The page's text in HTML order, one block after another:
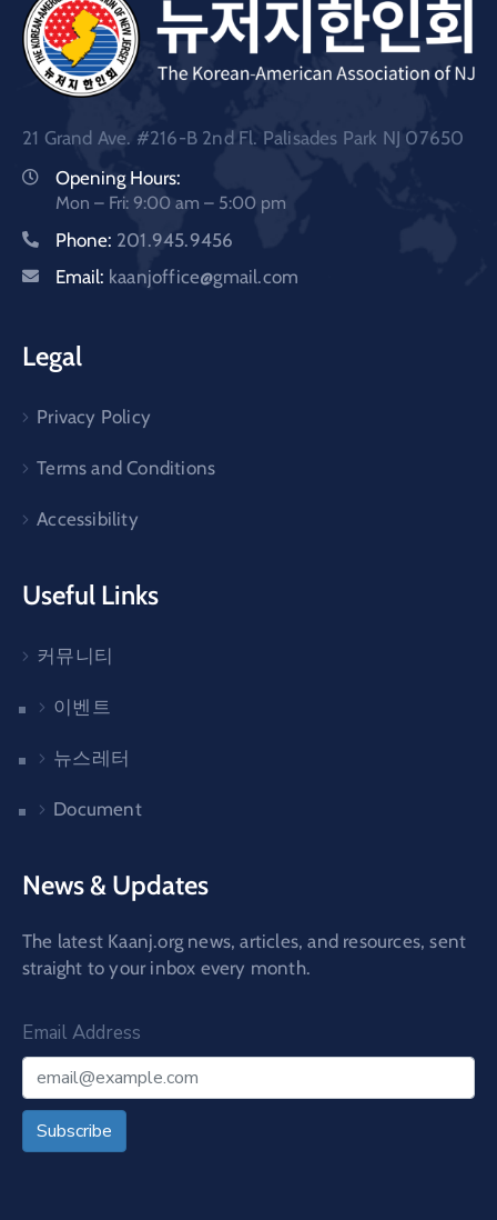
21 Grand Ave. #216-B 2nd Fl. Palisades Park NJ 07650
Opening Hours:
Mon – Fri: 9:00 am – 5:00 pm
Phone: 201.945.9456
Email: kaanjoffice@gmail.com
Legal
Privacy Policy
Terms and Conditions
Accessibility
Useful Links
커뮤니티
이벤트
뉴스레터
Document
News & Updates
The latest Kaanj.org news, articles, and resources, sent
straight to your inbox every month.
Email Address
Subscribe